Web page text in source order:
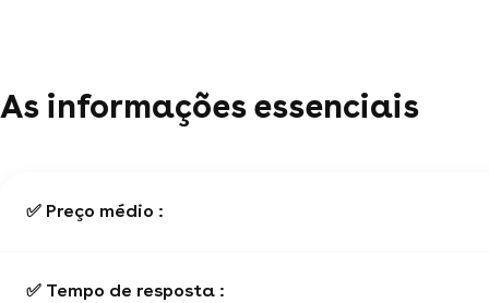
As informações essenciais
✅ Preço médio :
✅ Tempo de resposta :